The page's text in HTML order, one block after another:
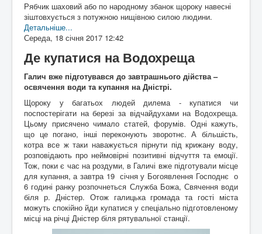
Надзвичайні подіїШо сі стало
ПостатіХто там
Художники
Діячі
Архітектура
Відео
ПодіїКоли то було
Історична мандрівкаІсторія сіл
Туриз
Онлайн трансляціїДивимосі разом
ВідеоПогляд згори
ькі
и
Додати блогЛюбителям писанини
Галицькі рагуліЗнайомство з "князьками"
НаболілеПіднімаємо проблеми
Роздуми за кавоюМрії та спогади
РізнеРізнокаліберно
ПорадникЯк то ся робит
Воло
нтерс
ький
проек
т"Гал
ич
давні
й
сучасний"
ГаличфестФестивалимо
КонтактиГукніть
Рябчик шаховий або по народному збанок щороку навесні
зіштовхується з потужною нищівною силою людини.
Детальніше...
Середа, 18 січня 2017 12:42
Де купатися на Водохреща
Галич вже підготувався до завтрашнього дійства –
освячення води та купання на Дністрі.
Щороку у багатьох людей дилема - купатися чи
поспостерігати на березі за відчайдухами на Водохреща.
Цьому присячено чимало статей, форумів. Одні кажуть,
що це погано, інші переконують зворотнє. А більшість,
котра все ж таки наважується пірнути під крижану воду,
розповідають про неймовірні позитивні відчуття та емоції.
Тож, поки є час на роздуми, в Галичі вже підготували місце
для купання, а завтра 19 січня у Богоявлення Господнє о
6 годині ранку розпочнеться Служба Божа, Свячення води
біля р. Дністер. Отож галицька громада та гості міста
можуть спокійно йди купатися у спеціально підготовленому
місці на річці Дністер біля рятувальної станції.